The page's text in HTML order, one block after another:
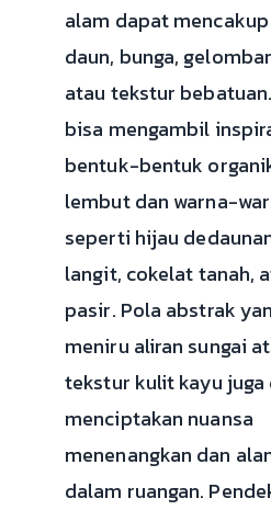
alam dapat
daun, bunga,
atau tekstur
bisa mengambil
bentuk-bentuk
lembut dan warna-
seperti hijau
langit, cokelat tanah,
pasir. Pola abstrak
meniru aliran sungai
tekstur kulit kayu
menciptakan nuansa
menenangkan dan
dalam ruangan.